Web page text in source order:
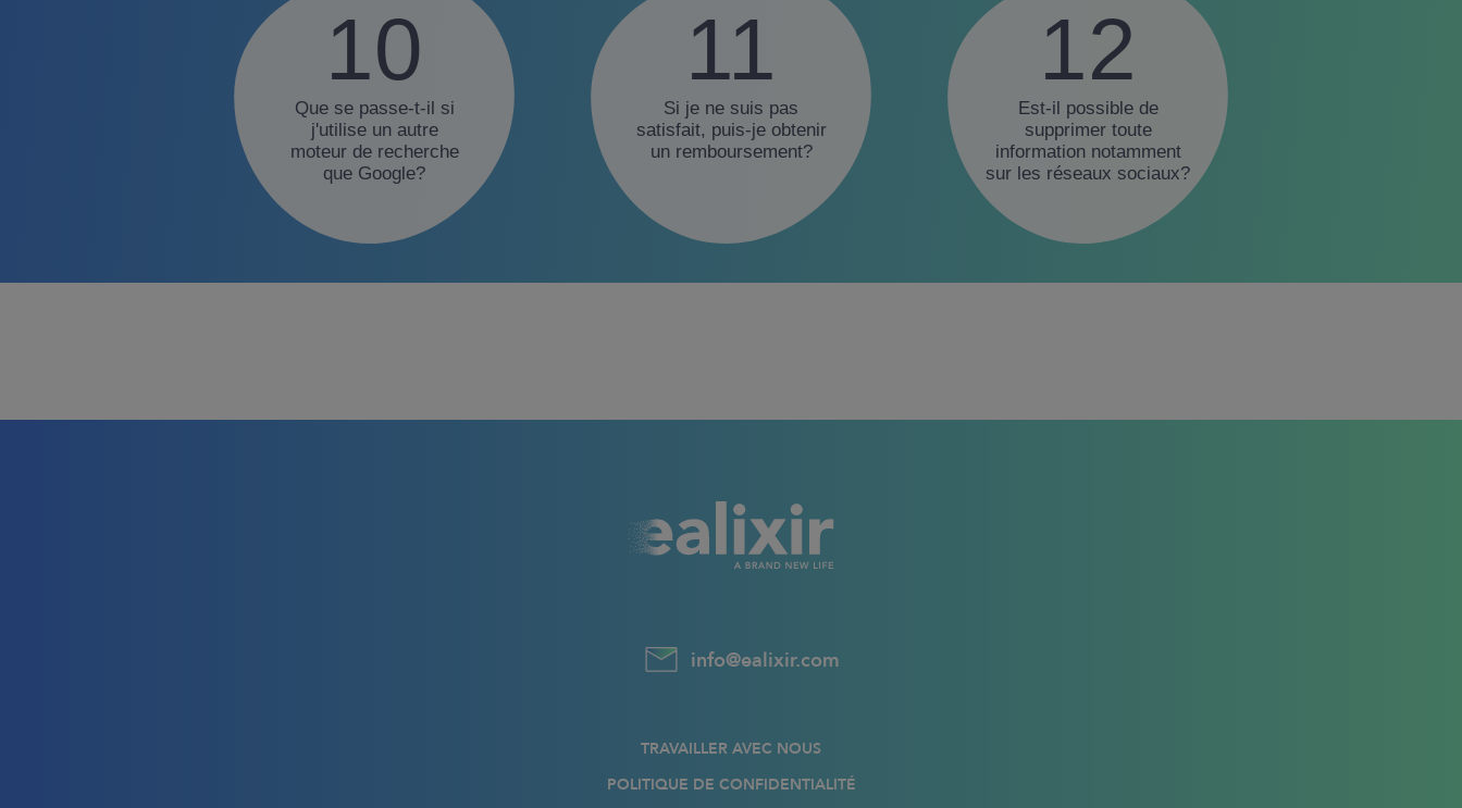
10
Que se passe-t-il si
j'utilise un autre
moteur de recherche
que Google?
11
Si je ne suis pas
satisfait, puis-je obtenir
un remboursement?
12
Est-il possible de
supprimer toute
information notamment
sur les réseaux sociaux?
info@ealixir.com
TRAVAILLER AVEC NOUS
POLITIQUE DE CONFIDENTIALITÉ